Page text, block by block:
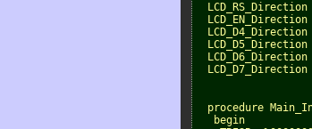
LCD_RS_Direction
LCD_EN_Direction
LCD_D4_Direction
LCD_D5_Direction
LCD_D6_Direction
LCD_D7_Direction
procedure
   begin